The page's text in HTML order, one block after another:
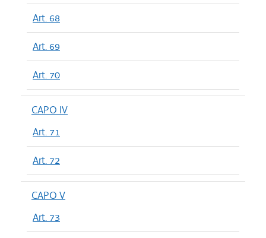
Art. 68
Art. 69
Art. 70
CAPO IV
Art. 71
Art. 72
CAPO V
Art. 73